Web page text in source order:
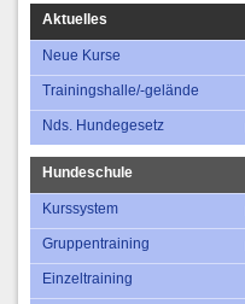
Neue Kurse
Trainingshalle/-gelände
Nds. Hundegesetz
Aktuelles
Neue Kurse
Trainingshalle/-gelände
Nds. Hundegesetz
Hundeschule
Kurssystem
Gruppentraining
Einzeltraining